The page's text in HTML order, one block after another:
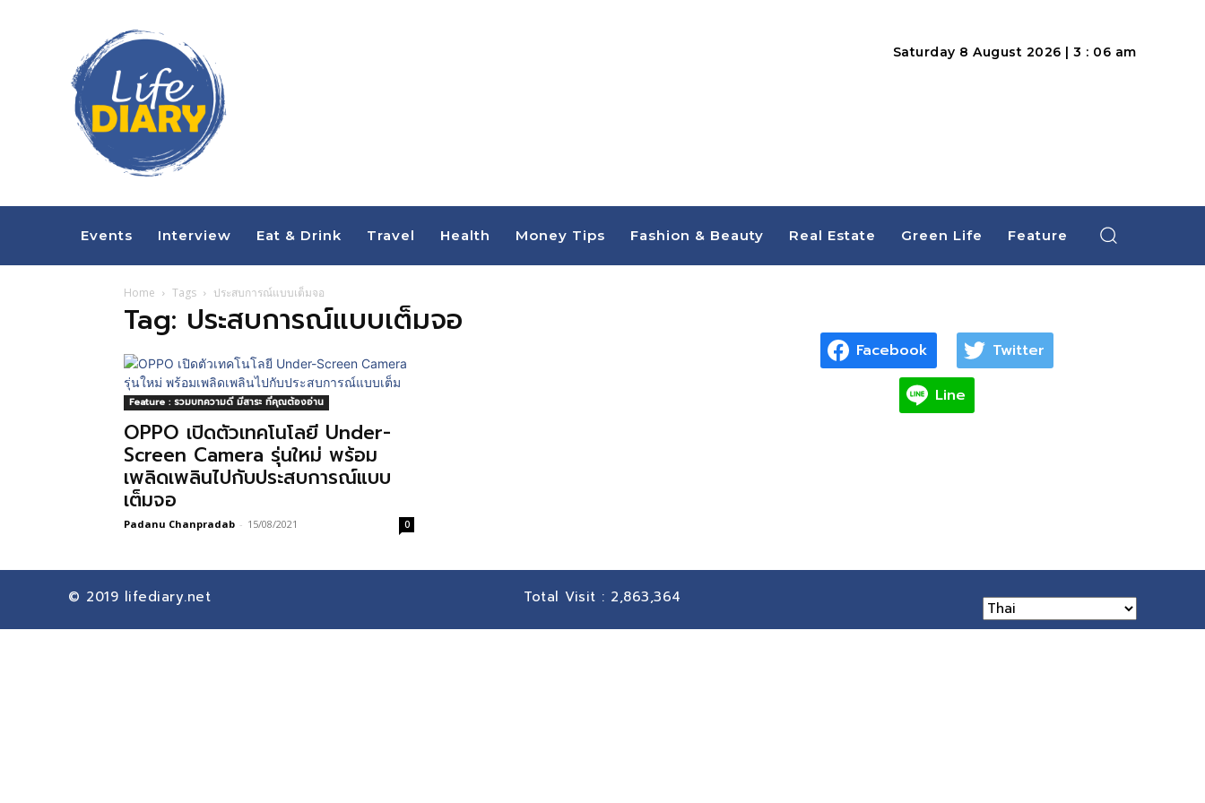
Saturday 8 August 2026 | 3 : 06 am
Events Interview Eat & Drink Travel Health Money Tips Fashion & Beauty Real Estate Green Life Feature
Home Tags ประสบการณ์แบบเต็มจอ
Tag: ประสบการณ์แบบเต็มจอ
Feature : รวมบทความดี มีสาระ ที่คุณต้องอ่าน
OPPO เปิดตัวเทคโนโลยี Under-
Screen Camera รุ่นใหม่ พร้อม
เพลิดเพลินไปกับประสบการณ์แบบ
เต็มจอ
Padanu Chanpradab - 15/08/2021 0
Facebook Twitter
Line
© 2019 lifediary.net Total Visit : 2,863,364